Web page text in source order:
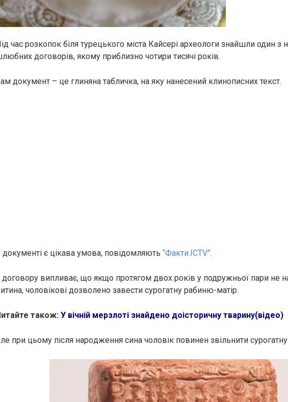
час розкопок біля турецького міста Кайсері археологи знайшли один з
договорів, якому приблизно чотири тисячі років.
документ – це глиняна табличка, на яку нанесений клинописних текст.
документі є цікава умова, повідомляють “Факти.ICTV”.
договору випливає, що якщо протягом двох років у подружньої пари не
чоловікові дозволено завести cypогатну paбиню-матір.
також: У вічній мерзлоті знайдено доісторичну тварину(відео)
при цьому після наpoдження сина чоловік повинен звільнити cypогатну